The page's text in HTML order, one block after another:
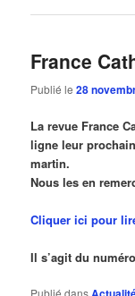
France
Publié le28
La revue France
ligne leur
martin.
Nous les en
Cliquer ici pour
Il s’agit du